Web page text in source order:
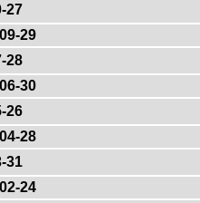
27
29
28
30
26
28
31
24